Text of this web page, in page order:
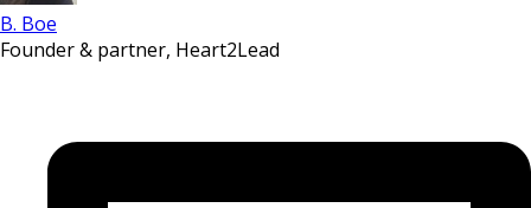
B. Boe
Founder & partner, Heart2Lead